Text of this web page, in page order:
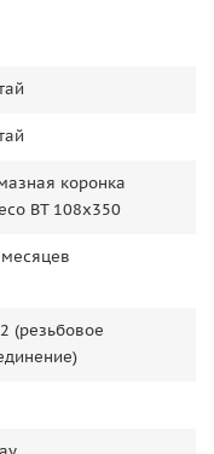
коронка
BT 108x350
(резьбовое